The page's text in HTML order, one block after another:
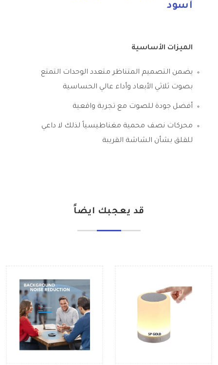
أسود
الميزات الأساسية
يضمن التصميم المتناظر متعدد الوحدات التمتع
بصوت ثلاثي الأبعاد وأداء عالي الحساسية
أفضل جودة للصوت مع تجربة واقعية
محركات نصف محمية مغناطيسياً لذلك لا داعي
للقلق بشأن الشاشة القريبة
قد يعجبك ايضاً